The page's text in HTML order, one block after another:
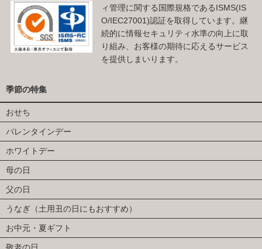
ィ管理に関する国際規格であるISMS(IS
O/IEC27001)認証を取得しています。継
続的に情報セキュリティ水準の向上に取
り組み、お客様の期待に応えるサービス
を提供しまいります。
季節の特集
おせち
バレンタインデー
ホワイトデー
母の日
父の日
うなぎ（土用丑の日にもおすすめ）
お中元・夏ギフト
敬老の日